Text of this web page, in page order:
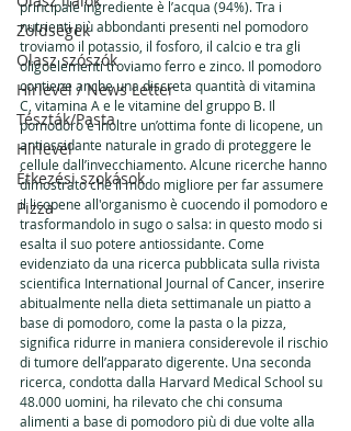
Zöldségek
Olasz szószók
Hírlevél / News Letter
Tészták/Pasta
Hírlevél
Étkezési szokások
Pizza
principale ingrediente è l’acqua (94%). Tra i
nutrienti più abbondanti presenti nel pomodoro
troviamo il potassio, il fosforo, il calcio e tra gli
oligoelementi troviamo ferro e zinco. Il pomodoro
contiene anche una discreta quantità di vitamina
C, vitamina A e le vitamine del gruppo B. Il
pomodoro è inoltre un’ottima fonte di licopene, un
antiossidante naturale in grado di proteggere le
cellule dall’invecchiamento. Alcune ricerche hanno
dimostrato che il modo migliore per far assumere
il licopene all'organismo è cuocendo il pomodoro e
trasformandolo in sugo o salsa: in questo modo si
esalta il suo potere antiossidante. Come
evidenziato da una ricerca pubblicata sulla rivista
scientifica International Journal of Cancer, inserire
abitualmente nella dieta settimanale un piatto a
base di pomodoro, come la pasta o la pizza,
significa ridurre in maniera considerevole il rischio
di tumore dell’apparato digerente. Una seconda
ricerca, condotta dalla Harvard Medical School su
48.000 uomini, ha rilevato che chi consuma
alimenti a base di pomodoro più di due volte alla